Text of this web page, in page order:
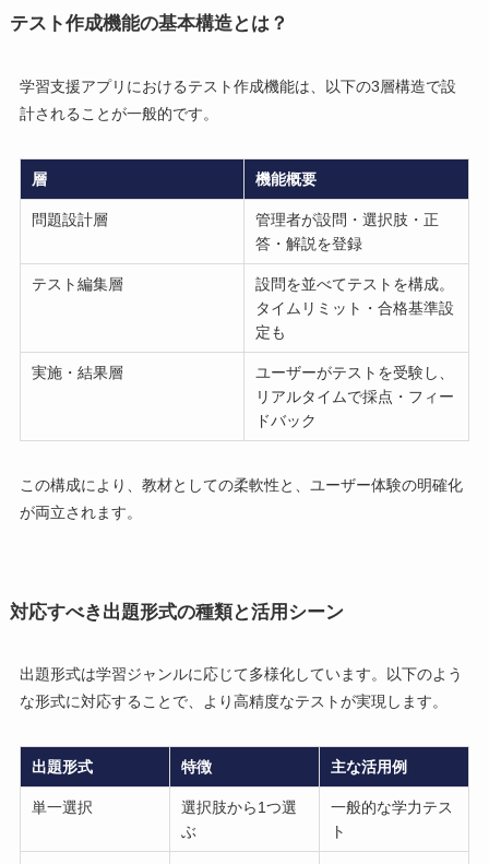
テスト作成機能の基本構造とは？
学習支援アプリにおけるテスト作成機能は、以下の3層構造で設
計されることが一般的です。
層 機能概要
問題設計層
管理者が設問・選択肢・正
答・解説を登録
テスト編集層
設問を並べてテストを構成。
タイムリミット・合格基準設
定も
実施・結果層
ユーザーがテストを受験し、
リアルタイムで採点・フィー
ドバック
この構成により、教材としての柔軟性と、ユーザー体験の明確化
が両立されます。
対応すべき出題形式の種類と活用シーン
出題形式は学習ジャンルに応じて多様化しています。以下のよう
な形式に対応することで、より高精度なテストが実現します。
出題形式 特徴 主な活用例
単一選択
選択肢から1つ選
ぶ
一般的な学力テス
ト